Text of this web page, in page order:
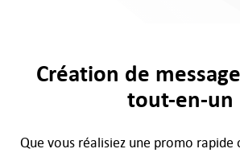
Création de
tout-en-un
Que vous réalisiez une promo rapide